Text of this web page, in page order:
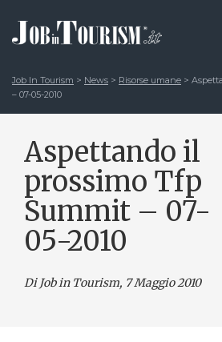
Job In Tourism > News > Risorse umane >
– 07-05-2010
Aspettando il
prossimo Tfp
Summit – 07-
05-2010
Di Job in Tourism, 7 Maggio 2010